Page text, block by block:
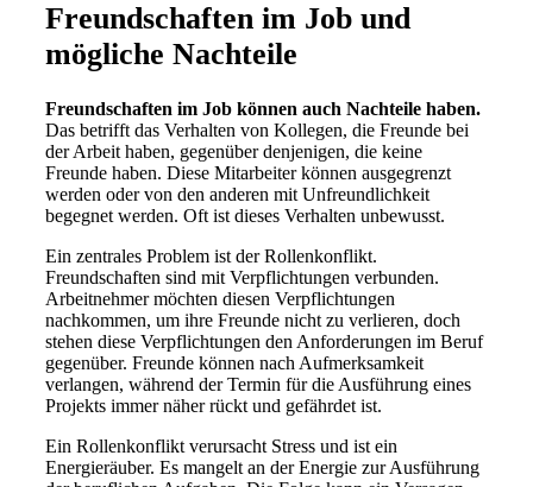
Freundschaften im Job und
mögliche Nachteile
Freundschaften im Job können auch Nachteile haben.
Das betrifft das Verhalten von Kollegen, die Freunde bei
der Arbeit haben, gegenüber denjenigen, die keine
Freunde haben. Diese Mitarbeiter können ausgegrenzt
werden oder von den anderen mit Unfreundlichkeit
begegnet werden. Oft ist dieses Verhalten unbewusst.
Ein zentrales Problem ist der Rollenkonflikt.
Freundschaften sind mit Verpflichtungen verbunden.
Arbeitnehmer möchten diesen Verpflichtungen
nachkommen, um ihre Freunde nicht zu verlieren, doch
stehen diese Verpflichtungen den Anforderungen im Beruf
gegenüber. Freunde können nach Aufmerksamkeit
verlangen, während der Termin für die Ausführung eines
Projekts immer näher rückt und gefährdet ist.
Ein Rollenkonflikt verursacht Stress und ist ein
Energieräuber. Es mangelt an der Energie zur Ausführung